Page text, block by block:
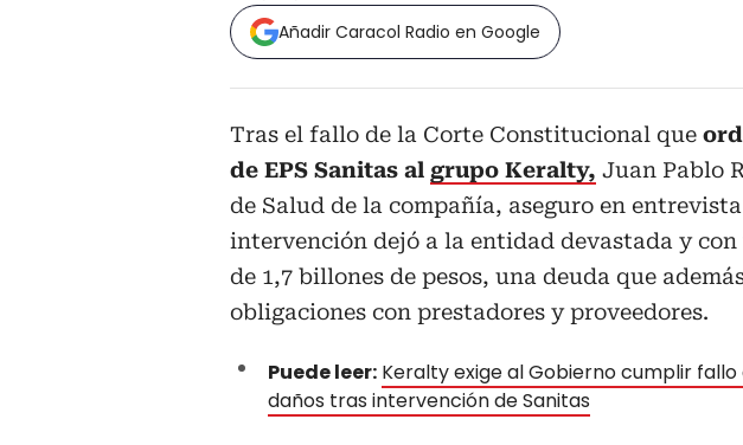
Añadir Caracol Radio en Google
Tras el fallo de la Corte Constitucional que
de EPS Sanitas al grupo Keralty, Juan Pablo
de Salud de la compañía, aseguro en
intervención dejó a la entidad devastada y
de 1,7 billones de pesos, una deuda que
obligaciones con prestadores y proveedores.
Puede leer: Keralty exige al Gobierno cumplir
daños tras intervención de Sanitas